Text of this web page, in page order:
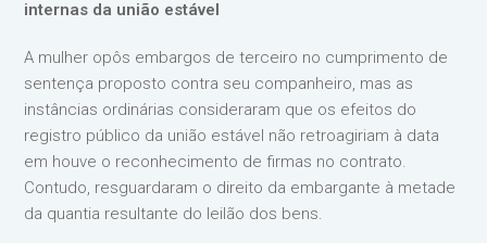
internas da união estável
A mulher opôs embargos de terceiro no cumprimento de
sentença proposto contra seu companheiro, mas as
instâncias ordinárias consideraram que os efeitos do
registro público da união estável não retroagiriam à data
em houve o reconhecimento de firmas no contrato.
Contudo, resguardaram o direito da embargante à metade
da quantia resultante do leilão dos bens.